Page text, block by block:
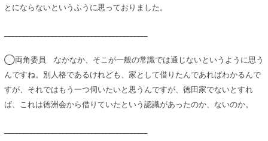
とにならないというふうに思っておりました。
◯両角委員 なかなか、そこが一般の常識では通じないというように思う
んですね。別人格であるけれども、家として借りたんであればわかるんで
すが、それではもう一つ伺いたいと思うんですが、徳田家でないとすれ
ば、これは徳洲会から借りていたという認識があったのか、ないのか。